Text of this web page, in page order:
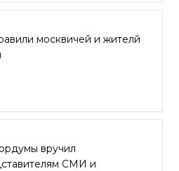
москвичей и жителй
вручил
СМИ и